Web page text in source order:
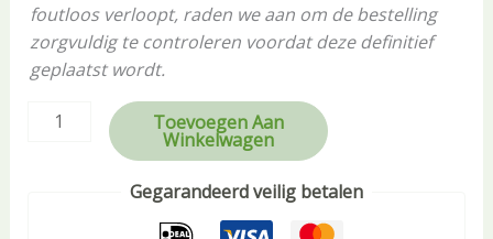
foutloos verloopt, raden we aan om de bestelling
zorgvuldig te controleren voordat deze definitief
geplaatst wordt.
Toevoegen Aan
Winkelwagen
Gegarandeerd veilig betalen